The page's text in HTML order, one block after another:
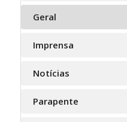
Geral
Imprensa
Notícias
Parapente